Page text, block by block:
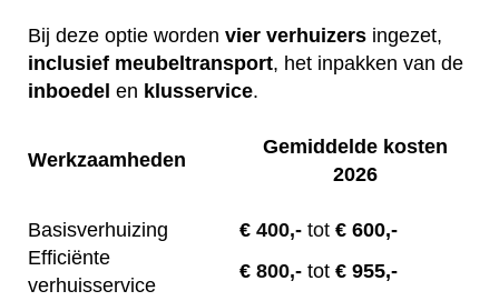
Bij deze optie worden vier verhuizers ingezet,
inclusief meubeltransport, het inpakken van de
inboedel en klusservice.
Werkzaamheden
Gemiddelde kosten
2026
Basisverhuizing € 400,- tot € 600,-
Efficiënte
verhuisservice
€ 800,- tot € 955,-